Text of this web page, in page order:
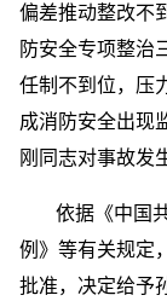
偏差推动整改不
防安全专项整治
任制不到位，压
成消防安全出现
刚同志对事故发
依据《中国
例》等有关规定
批准，决定给予